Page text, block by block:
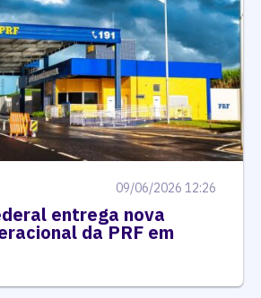
09/06/2026 12:26
entrega nova
da PRF em